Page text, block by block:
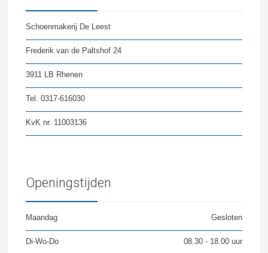
Schoenmakerij De Leest
Frederik van de Paltshof 24
3911 LB Rhenen
Tel. 0317-616030
KvK nr. 11003136
Openingstijden
Maandag Gesloten
Di-Wo-Do 08.30 - 18.00 uur